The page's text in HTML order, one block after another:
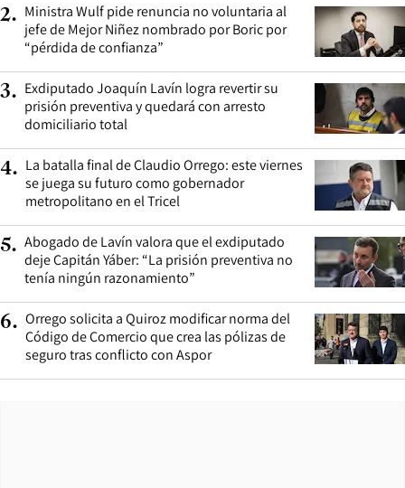
2. Ministra Wulf pide renuncia no voluntaria al
jefe de Mejor Niñez nombrado por Boric por
“pérdida de confianza”
3. Exdiputado Joaquín Lavín logra revertir su
prisión preventiva y quedará con arresto
domiciliario total
4. La batalla final de Claudio Orrego: este viernes
se juega su futuro como gobernador
metropolitano en el Tricel
5. Abogado de Lavín valora que el exdiputado
deje Capitán Yáber: “La prisión preventiva no
tenía ningún razonamiento”
6. Orrego solicita a Quiroz modificar norma del
Código de Comercio que crea las pólizas de
seguro tras conflicto con Aspor